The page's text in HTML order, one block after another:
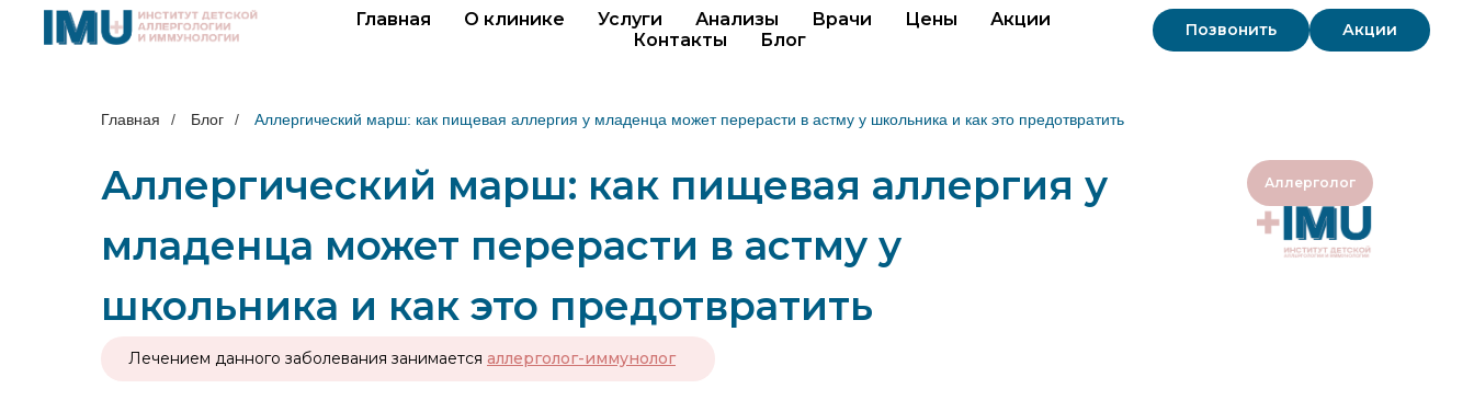
Главная О клинике Услуги Анализы Врачи Цены
Акции
Контакты
Блог Позвонить Акции
Главная / Блог / Аллергический марш: как пищевая аллергия у младенца может перерасти в астму у школьника и как это предотвратить
Аллергический марш: как пищевая аллергия у
младенца может перерасти в астму у
школьника и как это предотвратить
Лечением данного заболевания занимается аллерголог-иммунолог
Аллерголог